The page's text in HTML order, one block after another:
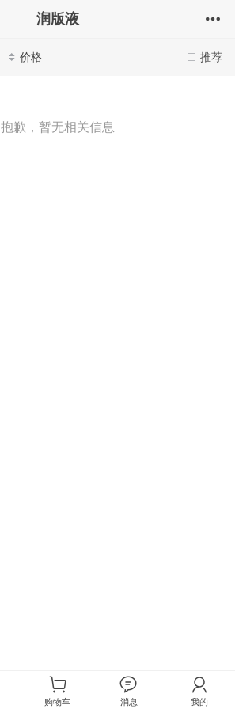
润版液
推荐
价格
抱歉，暂无相关信息
购物车 消息 我的